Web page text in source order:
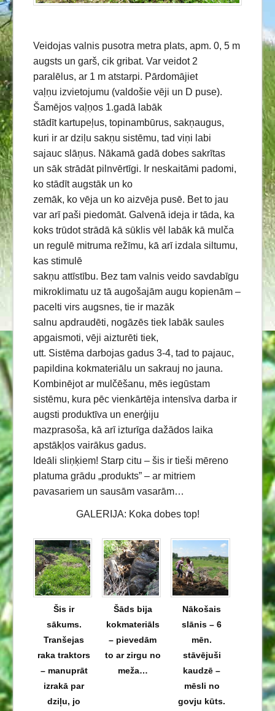
Veidojas valnis pusotra metra plats, apm. 0, 5 m
augsts un garš, cik gribat. Var veidot 2
paralēlus, ar 1 m atstarpi. Pārdomājiet
vaļņu izvietojumu (valdošie vēji un D puse).
Šamējos vaļņos 1.gadā labāk
stādīt kartupeļus, topinambūrus, sakņaugus,
kuri ir ar dziļu sakņu sistēmu, tad viņi labi
sajauc slāņus. Nākamā gadā dobes sakrītas
un sāk strādāt pilnvērtīgi. Ir neskaitāmi padomi,
ko stādīt augstāk un ko
zemāk, ko vēja un ko aizvēja pusē. Bet to jau
var arī paši piedomāt. Galvenā ideja ir tāda, ka
koks trūdot strādā kā sūklis vēl labāk kā mulča
un regulē mitruma režīmu, kā arī izdala siltumu,
kas stimulē
sakņu attīstību. Bez tam valnis veido savdabīgu
mikroklimatu uz tā augošajām augu kopienām –
pacelti virs augsnes, tie ir mazāk
salnu apdraudēti, nogāzēs tiek labāk saules
apgaismoti, vēji aizturēti tiek,
utt. Sistēma darbojas gadus 3-4, tad to pajauc,
papildina kokmateriālu un sakrauj no jauna.
Kombinējot ar mulčēšanu, mēs iegūstam
sistēmu, kura pēc vienkārtēja intensīva darba ir
augsti produktīva un enerģiju
mazprasoša, kā arī izturīga dažādos laika
apstākļos vairākus gadus.
Ideāli sliņķiem! Starp citu – šis ir tieši mēreno
platuma grādu „produkts” – ar mitriem
pavasariem un sausām vasarām…
GALERIJA: Koka dobes top!
Šis ir
sākums.
Tranšejas
raka traktors
– manuprāt
izrakā par
dziļu, jo
Šāds bija
kokmateriāls
– pievedām
to ar zirgu no
meža…
Nākošais
slānis – 6
mēn.
stāvējuši
kaudzē –
mēsli no
govju kūts.